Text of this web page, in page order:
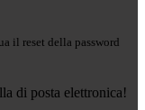
il reset della password
di posta elettronica!